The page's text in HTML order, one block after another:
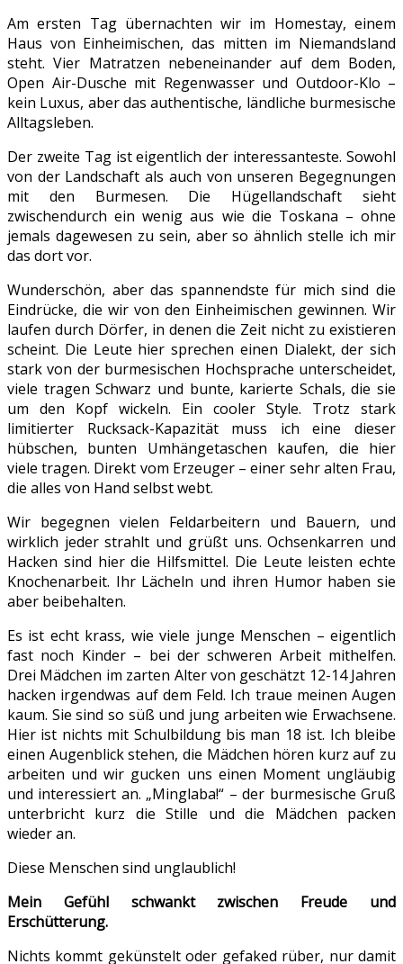
Am ersten Tag übernachten wir im Homestay, einem
Haus von Einheimischen, das mitten im Niemandsland
steht. Vier Matratzen nebeneinander auf dem Boden,
Open Air-Dusche mit Regenwasser und Outdoor-Klo –
kein Luxus, aber das authentische, ländliche burmesische
Alltagsleben.
Der zweite Tag ist eigentlich der interessanteste. Sowohl
von der Landschaft als auch von unseren Begegnungen
mit den Burmesen. Die Hügellandschaft sieht
zwischendurch ein wenig aus wie die Toskana – ohne
jemals dagewesen zu sein, aber so ähnlich stelle ich mir
das dort vor.
Wunderschön, aber das spannendste für mich sind die
Eindrücke, die wir von den Einheimischen gewinnen. Wir
laufen durch Dörfer, in denen die Zeit nicht zu existieren
scheint. Die Leute hier sprechen einen Dialekt, der sich
stark von der burmesischen Hochsprache unterscheidet,
viele tragen Schwarz und bunte, karierte Schals, die sie
um den Kopf wickeln. Ein cooler Style. Trotz stark
limitierter Rucksack-Kapazität muss ich eine dieser
hübschen, bunten Umhängetaschen kaufen, die hier
viele tragen. Direkt vom Erzeuger – einer sehr alten Frau,
die alles von Hand selbst webt.
Wir begegnen vielen Feldarbeitern und Bauern, und
wirklich jeder strahlt und grüßt uns. Ochsenkarren und
Hacken sind hier die Hilfsmittel. Die Leute leisten echte
Knochenarbeit. Ihr Lächeln und ihren Humor haben sie
aber beibehalten.
Es ist echt krass, wie viele junge Menschen – eigentlich
fast noch Kinder – bei der schweren Arbeit mithelfen.
Drei Mädchen im zarten Alter von geschätzt 12-14 Jahren
hacken irgendwas auf dem Feld. Ich traue meinen Augen
kaum. Sie sind so süß und jung arbeiten wie Erwachsene.
Hier ist nichts mit Schulbildung bis man 18 ist. Ich bleibe
einen Augenblick stehen, die Mädchen hören kurz auf zu
arbeiten und wir gucken uns einen Moment ungläubig
und interessiert an. „Minglaba!“ – der burmesische Gruß
unterbricht kurz die Stille und die Mädchen packen
wieder an.
Diese Menschen sind unglaublich!
Mein Gefühl schwankt zwischen Freude und
Erschütterung.
Nichts kommt gekünstelt oder gefaked rüber, nur damit